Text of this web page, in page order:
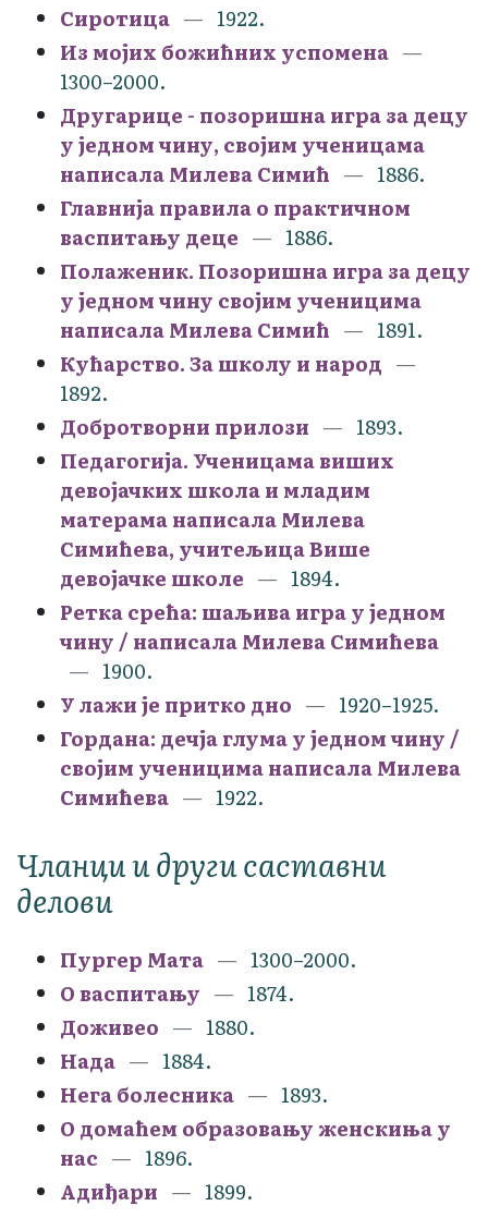
Сиротица
1922.
Из мојих божићних успомена
1300–2000.
Другарице - позоришна игра за децу
у једном чину, својим ученицама
написала Милева Симић
1886.
Главнија правила о практичном
васпитању деце
1886.
Полаженик. Позоришна игра за децу
у једном чину својим ученицима
написала Милева Симић
1891.
Кућарство. За школу и народ
1892.
Добротворни прилози
1893.
Педагогија. Ученицама виших
девојачких школа и младим
матерама написала Милева
Симићева, учитељица Више
девојачке школе
1894.
Ретка срећа: шаљива игра у једном
чину / написала Милева Симићева
1900.
У лажи је притко дно
1920–1925.
Гордана: дечја глума у једном чину /
својим ученицима написала Милева
Симићева
1922.
Чланци и други саставни
делови
Пургер Мата
1300–2000.
О васпитању
1874.
Доживео
1880.
Нада
1884.
Нега болесника
1893.
О домаћем образовању женскиња у
нас
1896.
Адиђари
1899.